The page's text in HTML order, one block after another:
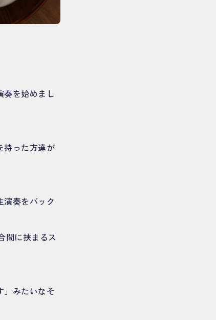
奏を始めまし
持った方達が
演奏をバック
間に挟まるス
」みたいなそ